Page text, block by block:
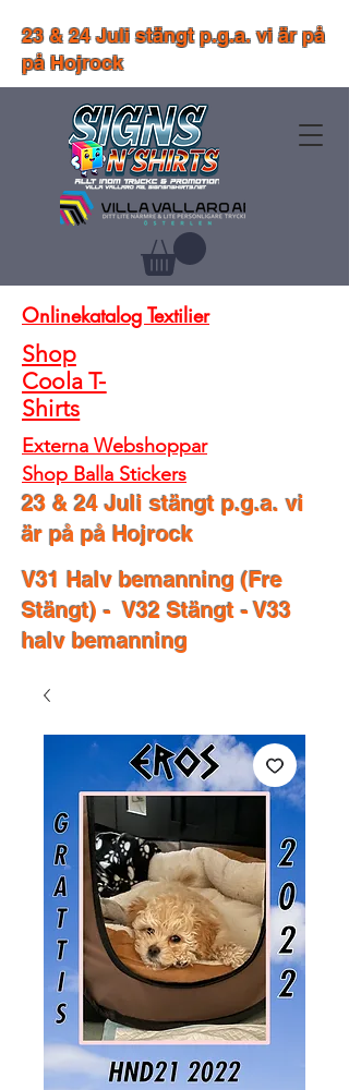
Shop
Coola T-
Shirts
Onlinekatalog Textilier
Externa Webshoppar
Shop Balla Stickers
23 & 24 Juli stängt p.g.a. vi
är på på Hojrock
23 & 24 Juli stängt p.g.a. vi är på
på Hojrock
V31 Halv bemanning (Fre
Stängt) - V32 Stängt - V33
halv bemanning